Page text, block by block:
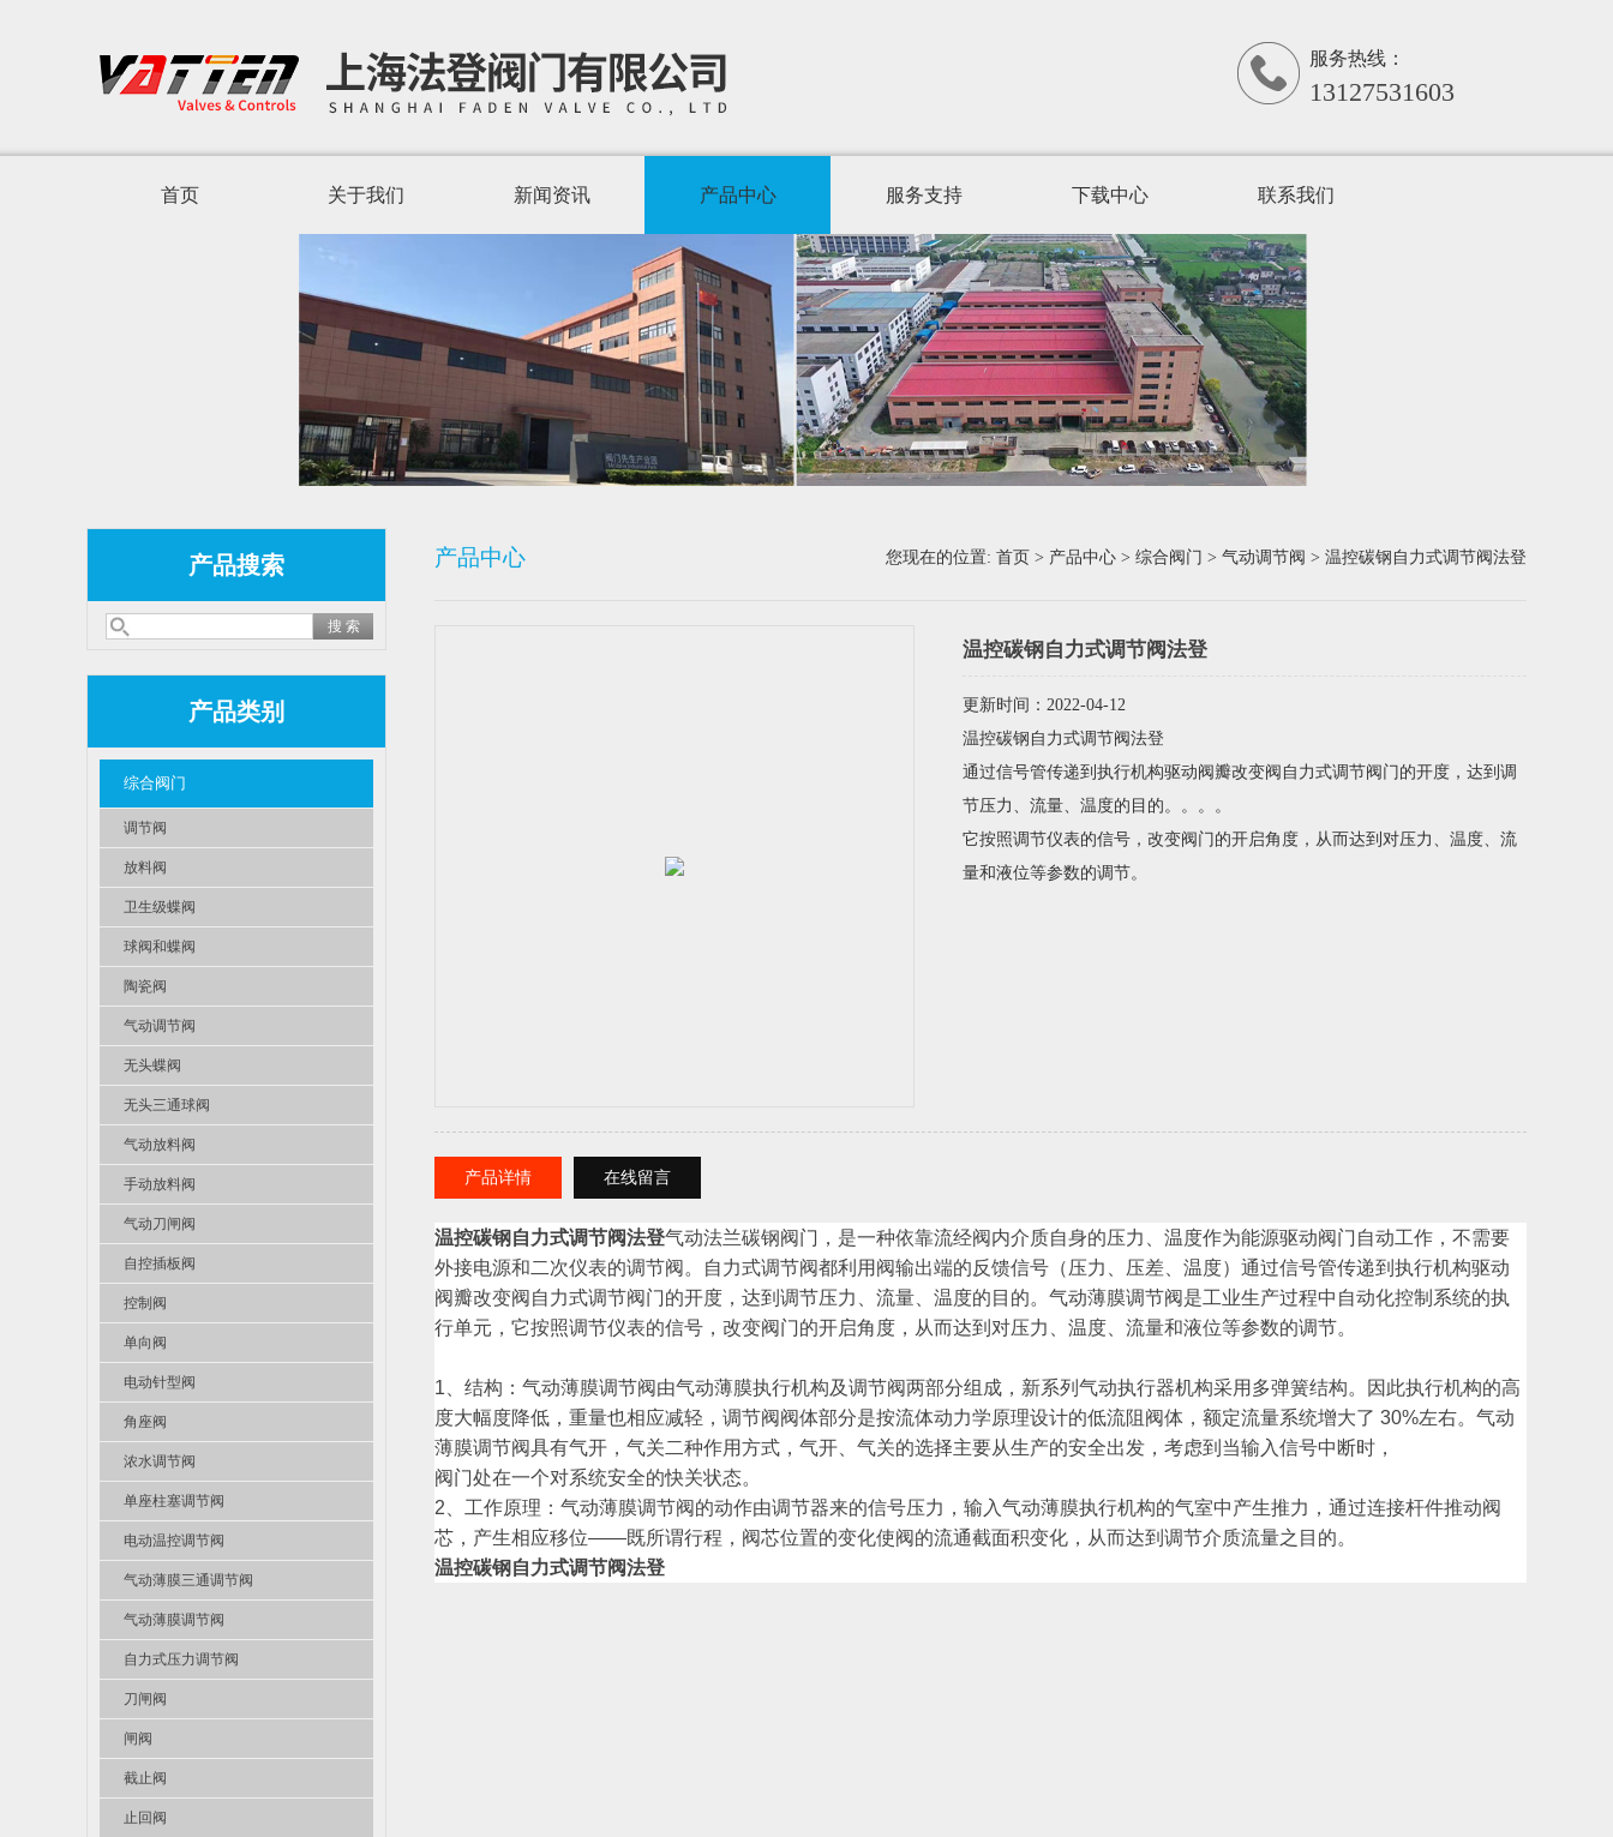
服务热线：
13127531603
首页 关于我们 新闻资讯 产品中心 服务支持 下载中心 联系我们
产品搜索
产品类别
综合阀门
调节阀
放料阀
卫生级蝶阀
球阀和蝶阀
陶瓷阀
气动调节阀
无头蝶阀
无头三通球阀
气动放料阀
手动放料阀
气动刀闸阀
自控插板阀
控制阀
单向阀
电动针型阀
角座阀
浓水调节阀
单座柱塞调节阀
电动温控调节阀
气动薄膜三通调节阀
气动薄膜调节阀
自力式压力调节阀
刀闸阀
闸阀
截止阀
止回阀
产品中心 您现在的位置: 首页 > 产品中心 > 综合阀门 > 气动调节阀 > 温控碳钢自力式调节阀法登
温控碳钢自力式调节阀法登
更新时间：2022-04-12
温控碳钢自力式调节阀法登
通过信号管传递到执行机构驱动阀瓣改变阀自力式调节阀门的开度，达到调
节压力、流量、温度的目的。。。。
它按照调节仪表的信号，改变阀门的开启角度，从而达到对压力、温度、流
量和液位等参数的调节。
产品详情 在线留言
温控碳钢自力式调节阀法登气动法兰碳钢阀门，是一种依靠流经阀内介质自身的压力、温度作为能源驱动阀门自动工作，不需要
外接电源和二次仪表的调节阀。自力式调节阀都利用阀输出端的反馈信号（压力、压差、温度）通过信号管传递到执行机构驱动
阀瓣改变阀自力式调节阀门的开度，达到调节压力、流量、温度的目的。气动薄膜调节阀是工业生产过程中自动化控制系统的执
行单元，它按照调节仪表的信号，改变阀门的开启角度，从而达到对压力、温度、流量和液位等参数的调节。
1、结构：气动薄膜调节阀由气动薄膜执行机构及调节阀两部分组成，新系列气动执行器机构采用多弹簧结构。因此执行机构的高
度大幅度降低，重量也相应减轻，调节阀阀体部分是按流体动力学原理设计的低流阻阀体，额定流量系统增大了 30%左右。气动
薄膜调节阀具有气开，气关二种作用方式，气开、气关的选择主要从生产的安全出发，考虑到当输入信号中断时，
阀门处在一个对系统安全的快关状态。
2、工作原理：气动薄膜调节阀的动作由调节器来的信号压力，输入气动薄膜执行机构的气室中产生推力，通过连接杆件推动阀
芯，产生相应移位——既所谓行程，阀芯位置的变化使阀的流通截面积变化，从而达到调节介质流量之目的。
温控碳钢自力式调节阀法登